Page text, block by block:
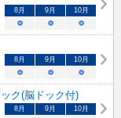
8月 9月 10月
○ ○ ○
8月 9月 10月
○ ○ ○
ク(脳ドック付)
8月 9月 10月